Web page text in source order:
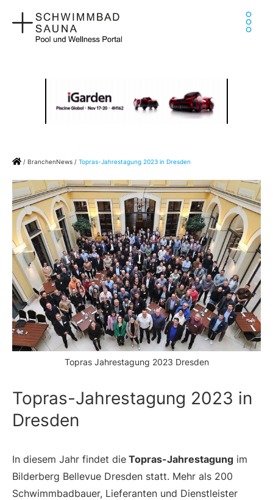
Inhalt
springen
Home
/ BranchenNews / Topras-Jahrestagung 2023 in Dresden
Topras Jahrestagung 2023 Dresden
Topras-Jahrestagung 2023 in
Dresden
In diesem Jahr findet die Topras-Jahrestagung im
Bilderberg Bellevue Dresden statt. Mehr als 200
Schwimmbadbauer, Lieferanten und Dienstleister